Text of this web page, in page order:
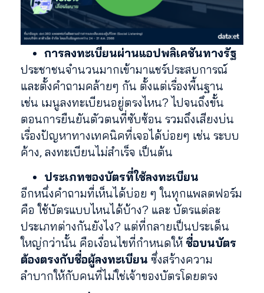
การลงทะเบียนผ่านแอปพลิเคชันทางรัฐ
ประชาชนจำนวนมากเข้ามาแชร์ประสบการณ์
และตั้งคำถามคล้ายๆ กัน ตั้งแต่เรื่องพื้นฐาน
เช่น เมนูลงทะเบียนอยู่ตรงไหน? ไปจนถึงขั้น
ตอนการยืนยันตัวตนที่ซับซ้อน รวมถึงเสียงบ่น
เรื่องปัญหาทางเทคนิคที่เจอได้บ่อยๆ เช่น ระบบ
ค้าง, ลงทะเบียนไม่สำเร็จ เป็นต้น
ประเภทของบัตรที่ใช้ลงทะเบียน
อีกหนึ่งคำถามที่เห็นได้บ่อย ๆ ในทุกแพลตฟอร์ม
คือ ใช้บัตรแบบไหนได้บ้าง? และ บัตรแต่ละ
ประเภทต่างกันยังไง? แต่ที่กลายเป็นประเด็น
ใหญ่กว่านั้น คือเงื่อนไขที่กำหนดให้ ชื่อบนบัตร
ต้องตรงกับชื่อผู้ลงทะเบียน ซึ่งสร้างความ
ลำบากให้กับคนที่ไม่ใช่เจ้าของบัตรโดยตรง